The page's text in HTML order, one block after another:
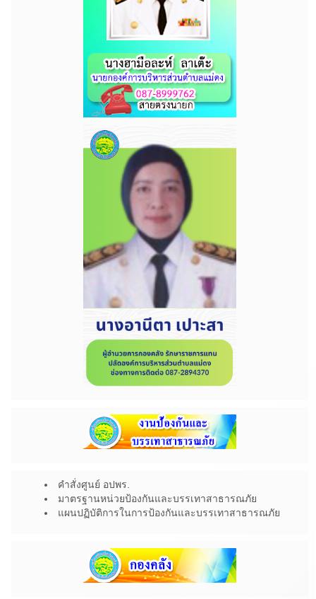
คำสั่งศูนย์ อปพร.
มาตรฐานหน่วยป้องกันและบรรเทาสาธารณภัย
แผนปฏิบัติการในการป้องกันและบรรเทาสาธารณภัย